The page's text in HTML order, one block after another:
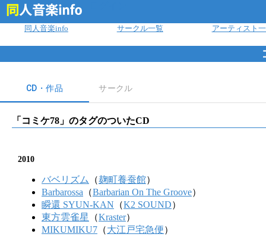
同人音楽info サークル一覧 アーティスト
CD・作品 サークル
「 コミケ78 」のタグのついたCD
2010
バベリズム （麹町養蚕館）
Barbarossa （Barbarian On The Groove）
瞬還 SYUN-KAN （K2 SOUND）
東方雲雀星
（Kraster）
MIKUMIKU7 （大江戸宅急便）